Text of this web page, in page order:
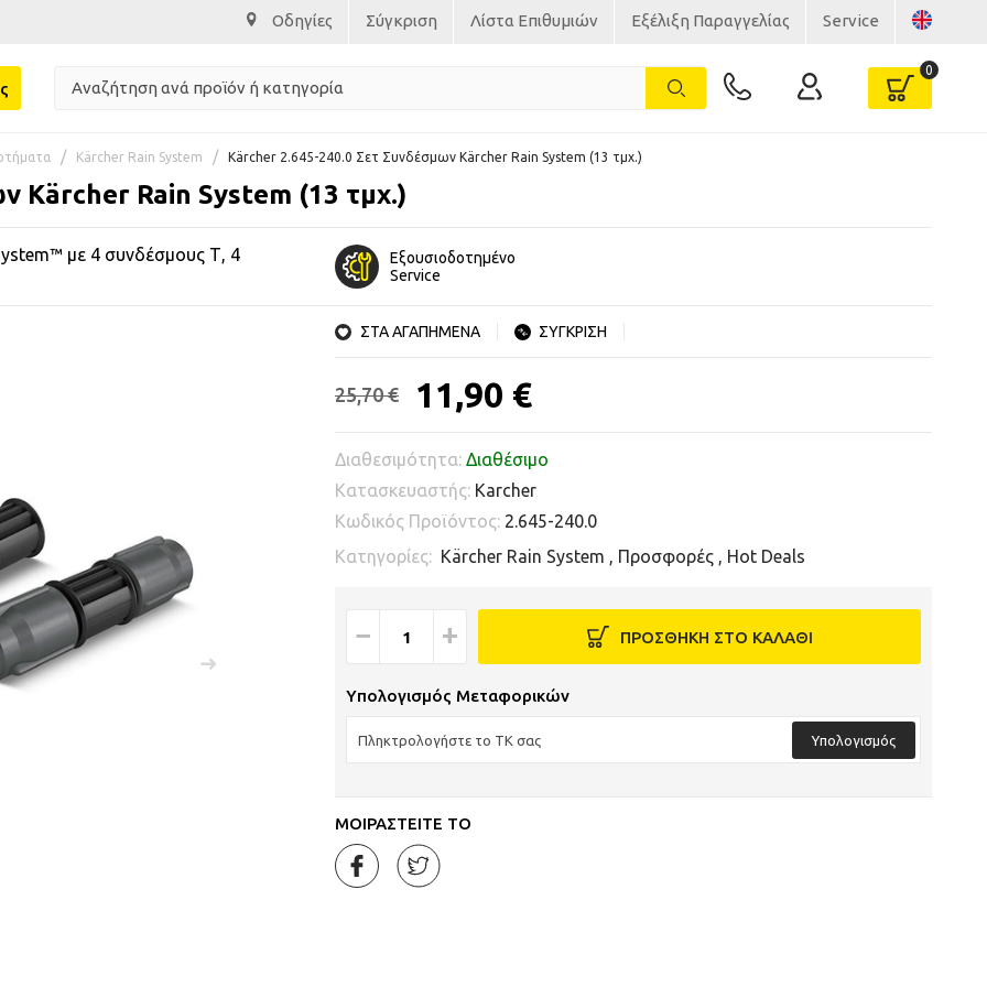
Οδηγίες Σύγκριση Λίστα Επιθυμιών Εξέλιξη Παραγγελίας Service
Kärcher Rain System Kärcher 2.645-240.0 Σετ Συνδέσμων Kärcher Rain System (13 τμχ.)
Kärcher Rain System (13 τμχ.)
με 4 συνδέσμους Τ, 4
Εξουσιοδοτημένο
Service
ΣΤΑ ΑΓΑΠΗΜΕΝΑ ΣΥΓΚΡΙΣΗ
25,70 € 11,90 €
Διαθεσιμότητα: Διαθέσιμο
Κατασκευαστής: Karcher
Κωδικός Προϊόντος: 2.645-240.0
Κατηγορίες: Kärcher Rain System , Προσφορές , Hot Deals
− + ΠΡΟΣΘΗΚΗ ΣΤΟ ΚΑΛΑΘΙ
Υπολογισμός Μεταφορικών
Υπολογισμός
ΜΟΙΡΑΣΤΕΙΤΕ ΤΟ